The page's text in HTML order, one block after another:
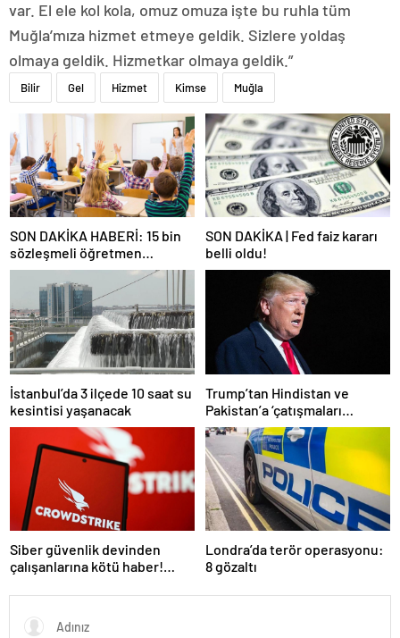
var. El ele kol kola, omuz omuza işte bu ruhla tüm
Muğla’mıza hizmet etmeye geldik. Sizlere yoldaş
olmaya geldik. Hizmetkar olmaya geldik.”
Bilir Gel Hizmet Kimse Muğla
SON DAKİKA HABERİ: 15 bin
sözleşmeli öğretmen
atamasında sözlü sınava hak
kazanan adaylar açıklandı
SON DAKİKA | Fed faiz kararı
belli oldu!
İstanbul’da 3 ilçede 10 saat su
kesintisi yaşanacak
Trump’tan Hindistan ve
Pakistan’a ‘çatışmaları
durdurun’ çağrısı
Siber güvenlik devinden
çalışanlarına kötü haber!
Londra’da terör operasyonu:
8 gözaltı